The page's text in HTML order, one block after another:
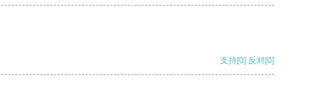
支持[0] 反对[0]